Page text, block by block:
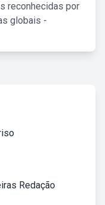
reconhecidas por
globais -
Redação